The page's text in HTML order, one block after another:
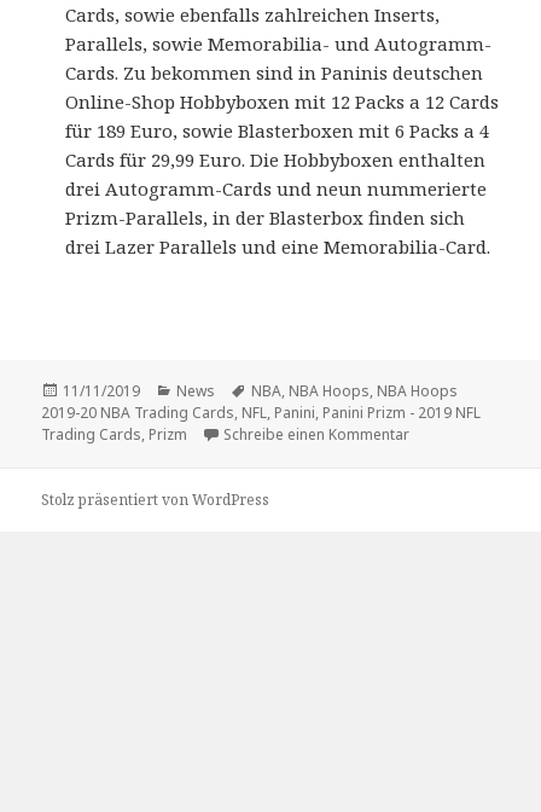
Cards, sowie ebenfalls zahlreichen Inserts,
Parallels, sowie Memorabilia- und Autogramm-
Cards. Zu bekommen sind in Paninis deutschen
Online-Shop Hobbyboxen mit 12 Packs a 12 Cards
für 189 Euro, sowie Blasterboxen mit 6 Packs a 4
Cards für 29,99 Euro. Die Hobbyboxen enthalten
drei Autogramm-Cards und neun nummerierte
Prizm-Parallels, in der Blasterbox finden sich
drei Lazer Parallels und eine Memorabilia-Card.
Veröffentlicht
am
11/11/2019 Kategorien
News Schlagwörter
NBA, NBA Hoops, NBA Hoops
2019-20 NBA Trading Cards, NFL, Panini, Panini Prizm - 2019 NFL
Trading Cards, Prizm Schreibe einen Kommentarzu „Hopps“ und
Stolz präsentiert von WordPress